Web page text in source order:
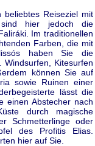
Reiseziel mit
sind hier jedoch die
Im traditionellen
Farben, die mit
haben Sie die
Windsurfen, Kitesurfen
können Sie auf
sowie Ruinen einer
lässt die
einen Abstecher nach
durch magische
Schmetterlinge oder
des Profitis Elias.
hier auf Sie.